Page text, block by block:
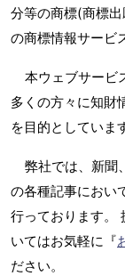
分等の商標(商標
の商標情報サービ
本ウェブサービ
多くの方々に知財
を目的としていま
弊社では、新聞
の各種記事におい
行っております。
いてはお気軽に『
ださい。